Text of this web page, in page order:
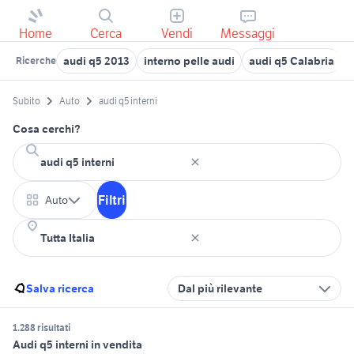
Home Cerca Vendi Messaggi
Ricerche audi q5 2013 interno pelle audi audi q5 Calabria
Subito Auto audi q5 interni
Cosa cerchi?
Auto Filtri
Salva ricerca Dal più rilevante
1.288 risultati
Audi q5 interni in vendita